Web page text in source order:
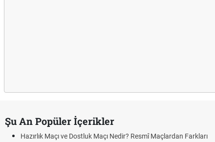
Şu An Popüler İçerikler
Hazırlık Maçı ve Dostluk Maçı Nedir? Resmî Maçlardan Farkları